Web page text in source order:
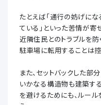
たとえば「通行の妨げに
ている」といった苦情が寄
近隣住民とのトラブルを防
駐車場に転用することは
また、セットバックした部
いかなる構造物も建築す
を避けるためにも、ルール